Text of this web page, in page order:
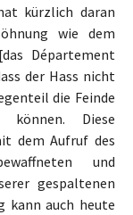
kürzlich daran
wie dem
Département
der Hass nicht
die Feinde
Diese
dem Aufruf des
und
gespaltenen
kann auch heute